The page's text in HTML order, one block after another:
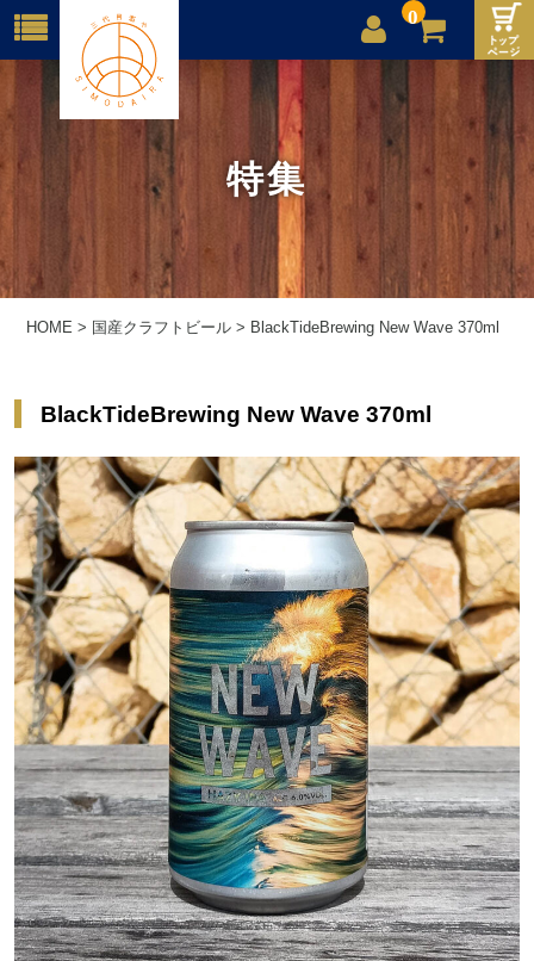
0
店舗案内
ご利用案内
送料
お問合せ
特集
HOME > 国産クラフトビール > BlackTideBrewing New Wave 370ml
BlackTideBrewing New Wave 370ml